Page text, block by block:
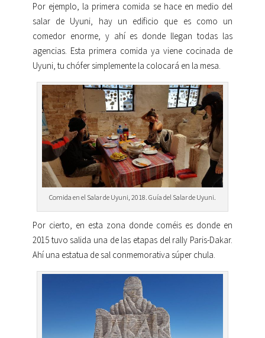
Por ejemplo, la primera comida se hace en medio del
salar de Uyuni, hay un edificio que es como un
comedor enorme, y ahí es donde llegan todas las
agencias. Esta primera comida ya viene cocinada de
Uyuni, tu chófer simplemente la colocará en la mesa.
Comida en el Salar de Uyuni, 2018. Guía del Salar de Uyuni.
Por cierto, en esta zona donde coméis es donde en
2015 tuvo salida una de las etapas del rally Paris-Dakar.
Ahí una estatua de sal conmemorativa súper chula.